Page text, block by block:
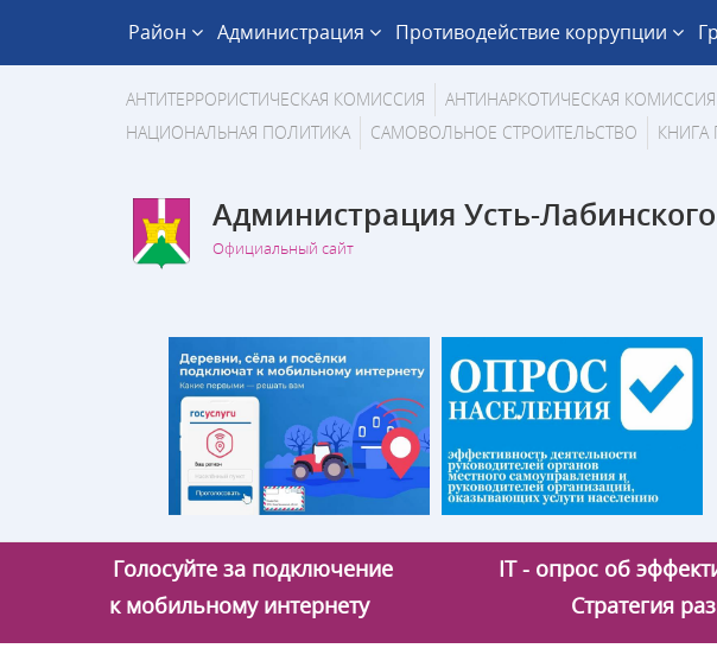
Район Администрация Противодействие коррупции
АНТИТЕРРОРИСТИЧЕСКАЯ КОМИССИЯ АНТИНАРКОТИЧЕСКАЯ КОМИССИЯ
НАЦИОНАЛЬНАЯ ПОЛИТИКА
САМОВОЛЬНОЕ СТРОИТЕЛЬСТВО КНИГА
Администрация Усть-
Официальный сайт
Голосуйте за подключение
IT - опрос об
к мобильному интернету
Стратегия